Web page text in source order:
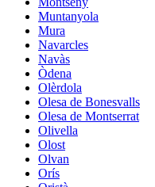
Muntanyola
Mura
Navarcles
Navàs
Òdena
Olèrdola
Olesa de Bonesvalls
Olesa de Montserrat
Olivella
Olost
Olvan
Orís